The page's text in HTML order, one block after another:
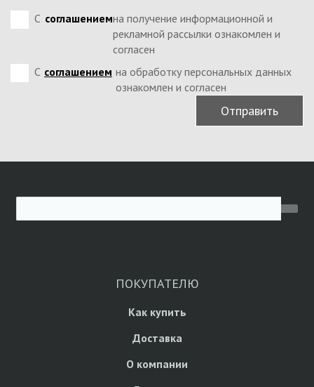
С соглашениемна получение информационной и
рекламной рассылки ознакомлен и
согласен
С соглашением на обработку персональных данных
ознакомлен и согласен
Отправить
ПОКУПАТЕЛЮ
Как купить
Доставка
О компании